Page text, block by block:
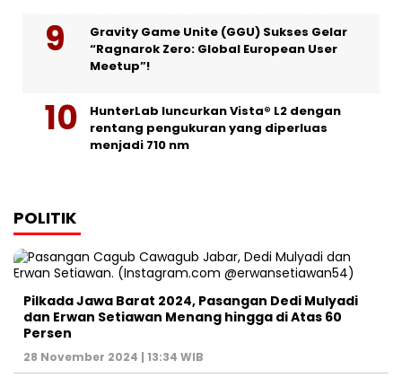
Gravity Game Unite (GGU) Sukses Gelar
“Ragnarok Zero: Global European User
Meetup”!
HunterLab luncurkan Vista® L2 dengan
rentang pengukuran yang diperluas
menjadi 710 nm
POLITIK
Pilkada Jawa Barat 2024, Pasangan Dedi Mulyadi
dan Erwan Setiawan Menang hingga di Atas 60
Persen
28 November 2024 | 13:34 WIB